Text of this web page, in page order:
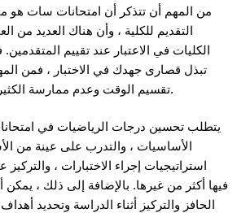
من المهم أن تتذكر أن امتحانات سات هو
التقديم للكلية ، وأن هناك العديد من
الكليات في الاعتبار عند تقييم
تبذل قصارى جهدك في الاختبار ، فمن
تقسيم الوقت وعدم ممارسة الكثير من الضغط على نفسك.
يتطلب تحسين درجات الرياضيات في
الأساسيات ، والتدرب على عينة من
استراتيجيات إجراء الاختبارات ،
فيها أكثر من غيرها. بالإضافة إلى ذلك ،
الحافز والتركيز أثناء الدراسة وتحديد